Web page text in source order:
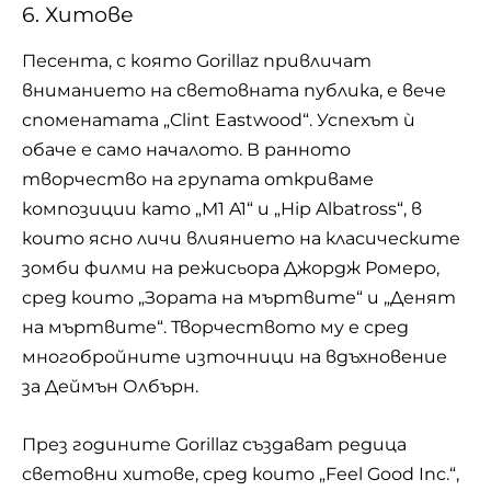
6. Хитове
Песента, с която Gorillaz привличат
вниманието на световната публика, е вече
споменатата „Clint Eastwood“. Успехът ѝ
обаче е само началото. В ранното
творчество на групата откриваме
композиции като „M1 A1“ и „Hip Albatross“, в
които ясно личи влиянието на класическите
зомби филми на режисьора Джордж Ромеро,
сред които „Зората на мъртвите“ и „Денят
на мъртвите“. Творчеството му е сред
многобройните източници на вдъхновение
за Деймън Олбърн.
През годините Gorillaz създават редица
световни хитове, сред които „Feel Good Inc.“,